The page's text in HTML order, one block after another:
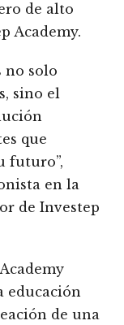
de alto
Academy.
no solo
sino el
que
futuro”,
en la
de Investep
educación
de una